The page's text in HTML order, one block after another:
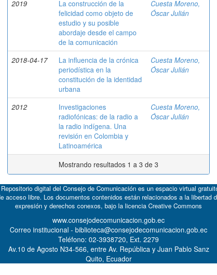
2019
La construcción de la
felicidad como objeto de
estudio y su posible
abordaje desde el campo
de la comunicación
Cuesta Moreno,
Óscar Julián
2018-04-17
La influencia de la crónica
periodística en la
constitución de la identidad
urbana
Cuesta Moreno,
Óscar Julián
2012
Investigaciones
radiofónicas: de la radio a
la radio indígena. Una
revisión en Colombia y
Latinoamérica
Cuesta Moreno,
Óscar Julián
Mostrando resultados 1 a 3 de 3
digital del Consejo de Comunicación es un espacio virtual
acceso libre. Los documentos contenidos están relacionados a la libertad
expresión y derechos conexos, bajo la licencia Creative Commons
www.consejodecomunicacion.gob.ec
Correo institucional - biblioteca@consejodecomunicacion.gob.ec
Teléfono: 02-3938720, Ext. 2279
Av.10 de Agosto N34-566, entre Av. República y Juan Pablo Sanz
Quito, Ecuador